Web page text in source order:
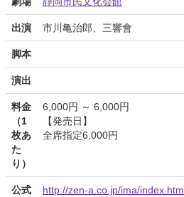
出演 市川亀治郎、三響會
脚本
演出
料金
（1
枚あ
た
り）
6,000円 ～ 6,000円
【発売日】
全席指定6,000円
公式
http://zen-a.co.jp/ima/index.htm